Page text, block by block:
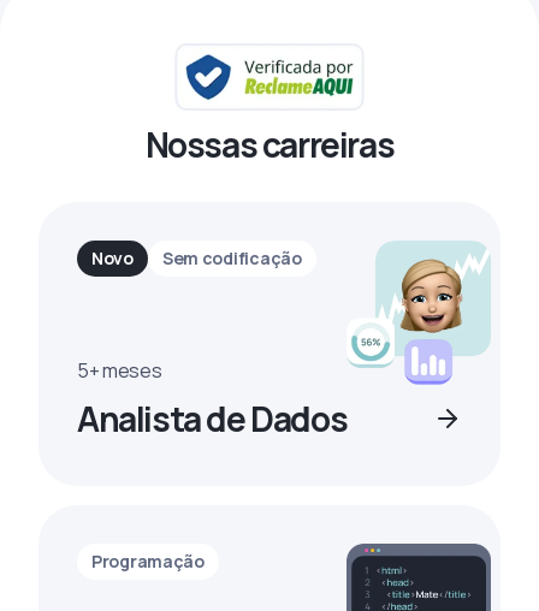
Nossas carreiras
Novo Sem codificação
5+ meses
Analista de Dados
Programação